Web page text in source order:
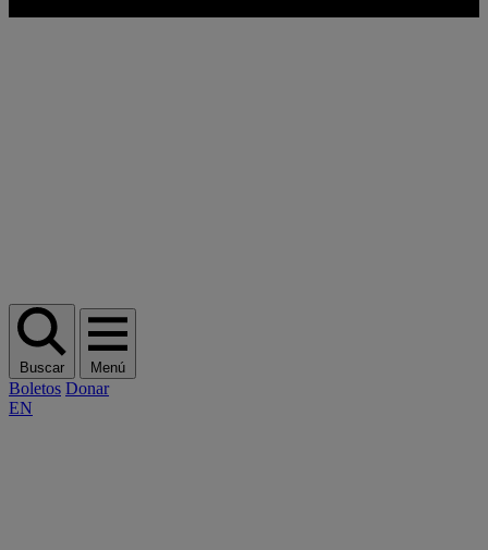
Buscar Menú
Boletos Donar
EN